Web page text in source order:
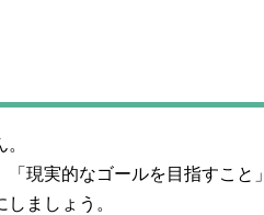
現実的なゴールを目指すこと」
ましょう。